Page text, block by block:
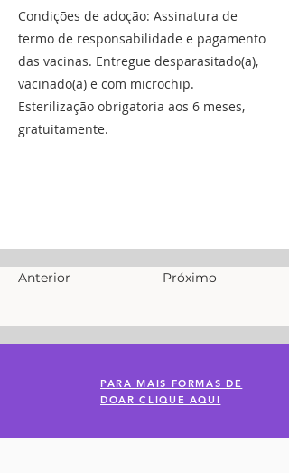
Condições de adoção: Assinatura de
termo de responsabilidade e pagamento
das vacinas. Entregue desparasitado(a),
vacinado(a) e com microchip.
Esterilização obrigatoria aos 6 meses,
gratuitamente.
Anterior Próximo
PARA MAIS FORMAS DE
DOAR CLIQUE AQUI